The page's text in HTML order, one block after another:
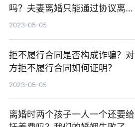
吗？夫妻离婚只能通过协议离婚
和诉讼离婚进行吗？
2023-05-05
拒不履行合同是否构成诈骗？对
方拒不履行合同如何证明？
2023-05-05
离婚时两个孩子一人一个还要给